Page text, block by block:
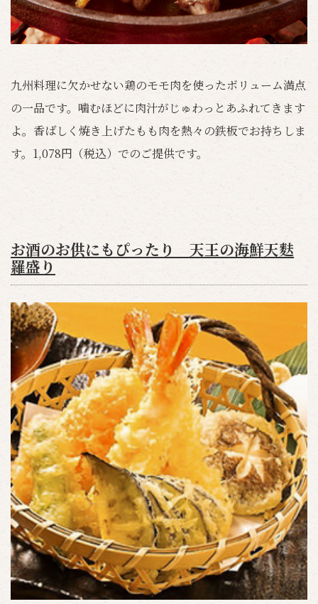
九州料理に欠かせない鶏のモモ肉を使ったボリューム満点
の一品です。噛むほどに肉汁がじゅわっとあふれてきます
よ。香ばしく焼き上げたもも肉を熱々の鉄板でお持ちしま
す。1,078円（税込）でのご提供です。
お酒のお供にもぴったり 天王の海鮮天麩
羅盛り